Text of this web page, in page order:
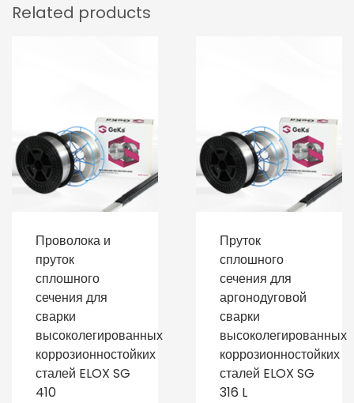
Related products
Проволока и
пруток
сплошного
сечения для
сварки
высоколегированных
коррозионностойких
сталей ELOX SG
410
Пруток
сплошного
сечения для
аргонодуговой
сварки
высоколегированных
коррозионностойких
сталей ELOX SG
316 L